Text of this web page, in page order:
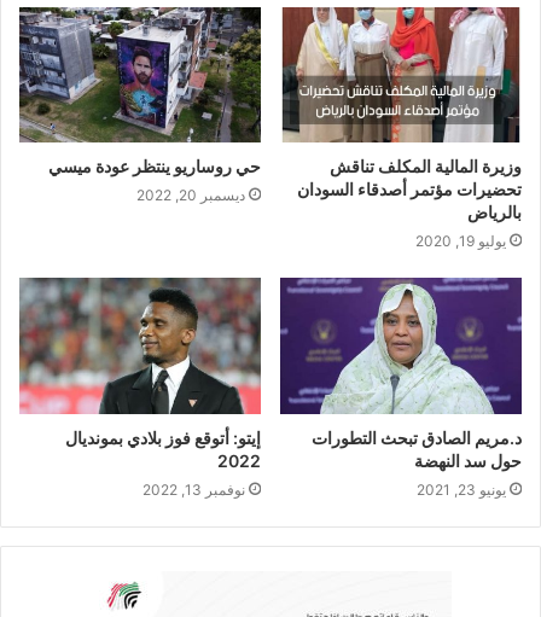
وزيرة المالية المكلف تناقش
تحضيرات مؤتمر أصدقاء السودان
بالرياض
يوليو 19, 2020
حي روساريو ينتظر عودة ميسي
ديسمبر 20, 2022
د.مريم الصادق تبحث التطورات
حول سد النهضة
يونيو 23, 2021
إيتو: أتوقع فوز بلادي بمونديال
2022
نوفمبر 13, 2022